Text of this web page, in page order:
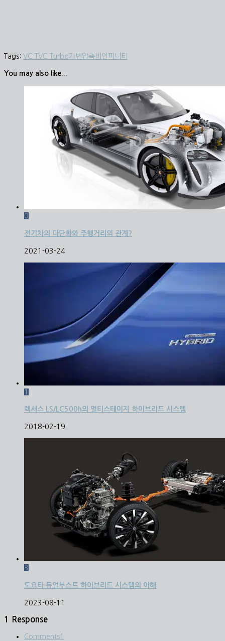
Tags: VC-TVC-Turbo가변압축비 인피니티
You may also like...
0
전기차의 다단화와 주행거리의 관계?
2021-03-24
1
렉서스 LS/LC500h의 멀티스테이지 하이브리드 시스템
2018-02-19
3
토요타 듀얼부스트 하이브리드 시스템의 이해
2023-08-11
1 Response
Comments1